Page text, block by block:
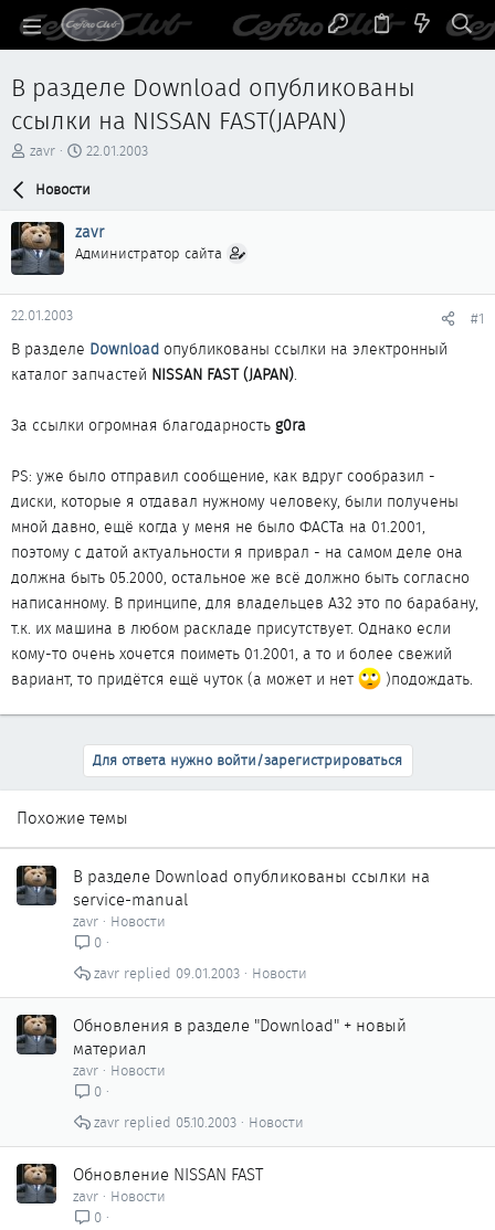
В разделе Download опубликованы
ссылки на NISSAN FAST(JAPAN)
А
р
т
е
м
ы
zavr
Д
т
н
а
а
22.01.2003
Новости
zavr
Администратор сайта
22.01.2003 #1
В разделе Download опубликованы ссылки на электронный
каталог запчастей NISSAN FAST (JAPAN).
За ссылки огромная благодарность g0ra
PS: уже было отправил сообщение, как вдруг сообразил -
диски, которые я отдавал нужному человеку, были получены
мной давно, ещё когда у меня не было ФАСТа на 01.2001,
поэтому с датой актуальности я приврал - на самом деле она
должна быть 05.2000, остальное же всё должно быть согласно
написанному. В принципе, для владельцев А32 это по барабану,
т.к. их машина в любом раскладе присутствует. Однако если
кому-то очень хочется поиметь 01.2001, а то и более свежий
вариант, то придётся ещё чуток (а может и нет
)подождать.
Для ответа нужно войти/зарегистрироваться
Похожие темы
В разделе Download опубликованы ссылки на
service-manual
zavr
Новости
0
Новости
09.01.2003
zavr
Обновления в разделе "Download" + новый
материал
zavr
Новости
0
Новости
05.10.2003
zavr
Обновление NISSAN FAST
zavr
Новости
0